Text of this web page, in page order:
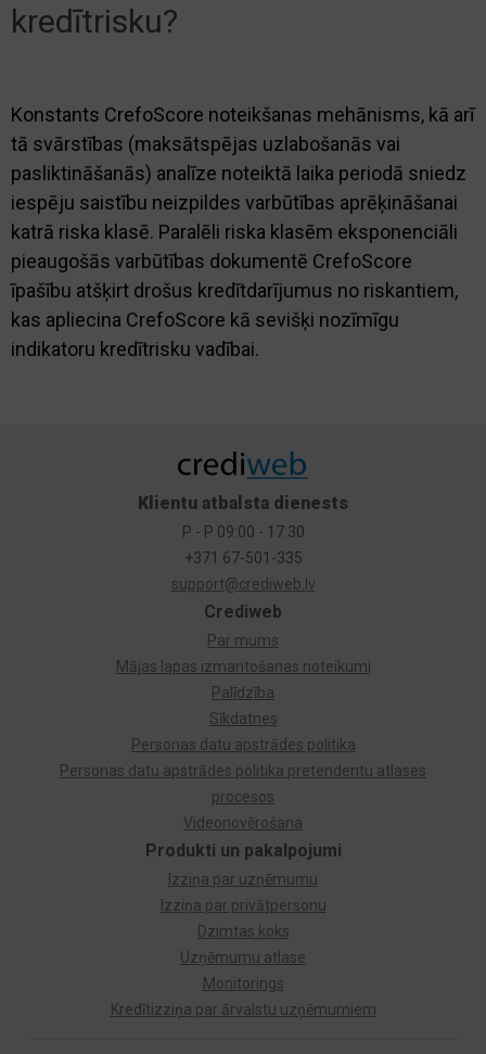
kredītrisku?
Konstants CrefoScore noteikšanas mehānisms, kā arī
tā svārstības (maksātspējas uzlabošanās vai
pasliktināšanās) analīze noteiktā laika periodā sniedz
iespēju saistību neizpildes varbūtības aprēķināšanai
katrā riska klasē. Paralēli riska klasēm eksponenciāli
pieaugošās varbūtības dokumentē CrefoScore
īpašību atšķirt drošus kredītdarījumus no riskantiem,
kas apliecina CrefoScore kā sevišķi nozīmīgu
indikatoru kredītrisku vadībai.
Produkti un pakalpojumi
Izziņa par uzņēmumu
Izziņa par privātpersonu
Dzimtas koks
Uzņēmumu atlase
Monitorings
Kredītizziņa par ārvalstu uzņēmumiem
Crediweb
Par mums
Mājas lapas izmantošanas noteikumi
Palīdzība
Sīkdatnes
Personas datu apstrādes politika
Personas datu apstrādes politika pretendentu atlases
procesos
Videonovērošana
Klientu atbalsta dienests
P - P 09:00 - 17:30
+371 67-501-335
support@crediweb.lv